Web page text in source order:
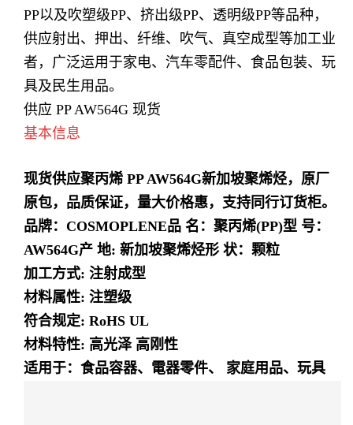
PP以及吹塑级PP、挤出级PP、透明级PP等品种，
供应射出、押出、纤维、吹气、真空成型等加工业
者，广泛运用于家电、汽车零配件、食品包装、玩
具及民生用品。
供应 PP AW564G 现货
基本信息
现货供应聚丙烯 PP AW564G新加坡聚烯烃， 原厂
原包，品质保证，量大价格惠，支持同行订货柜。
品牌：COSMOPLENE品 名：聚丙烯(PP)型 号：
AW564G产 地: 新加坡聚烯烃形 状：颗粒
加工方式: 注射成型
材料属性: 注塑级
符合规定: RoHS UL
材料特性: 高光泽 高刚性
适用于： 食品容器、電器零件、 家庭用品、玩具